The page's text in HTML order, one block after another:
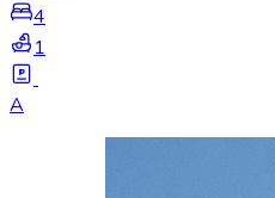
4
1
A